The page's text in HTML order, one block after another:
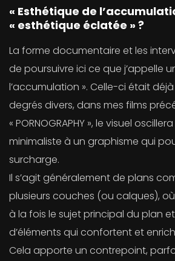
« Esthétique de
« esthétique éclatée » ?
La forme documentaire et les
de poursuivre ici ce que j’appelle
l’accumulation ». Celle-ci était
degrés divers, dans mes films
« PORNOGRAPHY », le visuel
minimaliste à un graphisme qui
surcharge.
Il s’agit généralement de plans
plusieurs couches (ou calques), où
à la fois le sujet principal du plan
d’éléments qui confortent et
Cela apporte un contrepoint,